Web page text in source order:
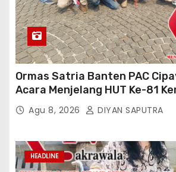
Ormas Satria Banten PAC
Acara Menjelang HUT Ke-81
Di Silang Monas
Agu 8, 2026 DIYAN SAPUTRA
HEADLINE